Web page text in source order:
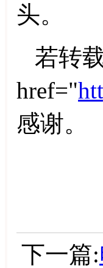
头。
若转
href="
感谢。
下一篇: